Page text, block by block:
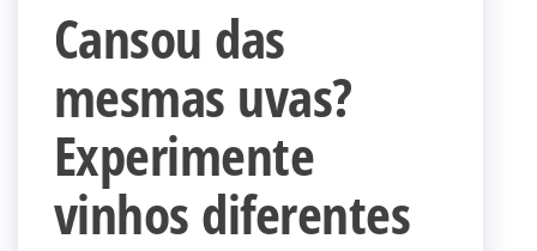
Cansou das
mesmas uvas?
Experimente
vinhos diferentes